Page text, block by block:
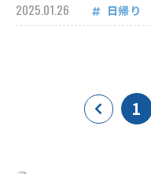
2025.01.26 日帰り
1